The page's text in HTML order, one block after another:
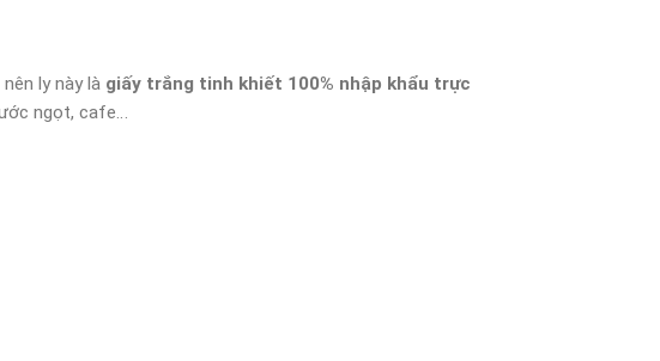
ly này là giấy trắng tinh khiết 100% nhập khẩu trực
ngọt, cafe…